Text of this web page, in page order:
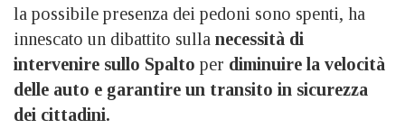
la possibile presenza dei pedoni sono spenti, ha
innescato un dibattito sulla necessità di
intervenire sullo Spalto per diminuire la velocità
delle auto e garantire un transito in sicurezza
dei cittadini.